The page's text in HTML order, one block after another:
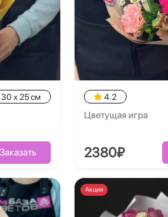
30 x 25 см
Заказать
4.2
Цветущая игра
2380₽
Акция